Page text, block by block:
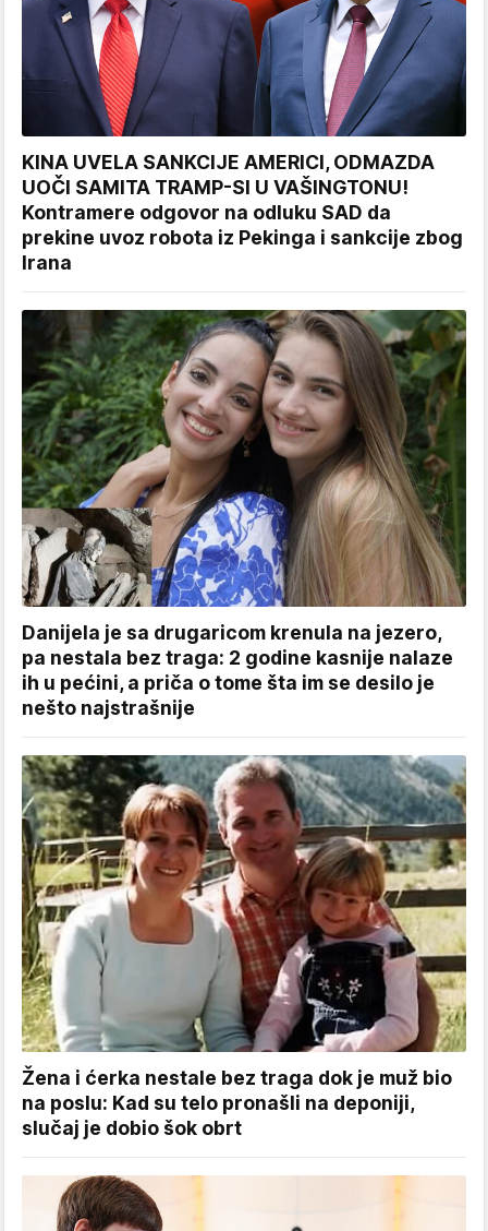
KINA UVELA SANKCIJE AMERICI, ODMAZDA
UOČI SAMITA TRAMP-SI U VAŠINGTONU!
Kontramere odgovor na odluku SAD da
prekine uvoz robota iz Pekinga i sankcije zbog
Irana
Danijela je sa drugaricom krenula na jezero,
pa nestala bez traga: 2 godine kasnije nalaze
ih u pećini, a priča o tome šta im se desilo je
nešto najstrašnije
Žena i ćerka nestale bez traga dok je muž bio
na poslu: Kad su telo pronašli na deponiji,
slučaj je dobio šok obrt